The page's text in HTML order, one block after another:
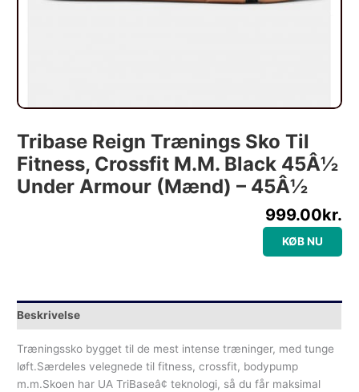
Tribase Reign Trænings Sko Til
Fitness, Crossfit M.m. Black 45Â½
Under Armour (Mænd) – 45Â½
999.00kr.
KØB NU
Beskrivelse
Træningssko bygget til de mest intense træninger, med tunge
løft.Særdeles velegnede til fitness, crossfit, bodypump
m.m.Skoen har UA TriBaseâ¢ teknologi, så du får maksimal